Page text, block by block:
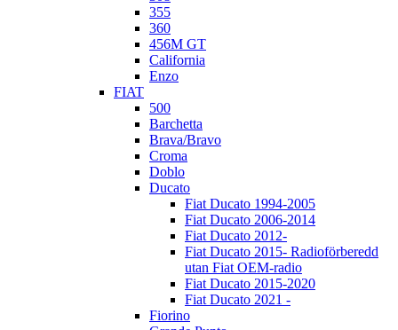
355
360
456M GT
California
Enzo
FIAT
500
Barchetta
Brava/Bravo
Croma
Doblo
Ducato
Fiat Ducato 1994-2005
Fiat Ducato 2006-2014
Fiat Ducato 2012-
Fiat Ducato 2015- Radioförberedd
utan Fiat OEM-radio
Fiat Ducato 2015-2020
Fiat Ducato 2021 -
Fiorino